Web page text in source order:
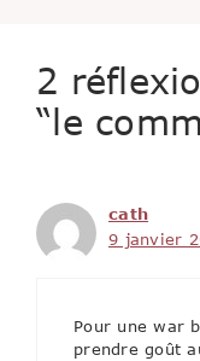
2
“le
cath
9 janvier
Pour une war
prendre goût